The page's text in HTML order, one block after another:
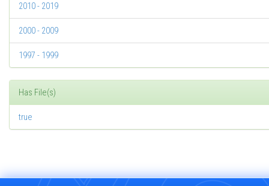
2010 - 2019
2000 - 2009
1997 - 1999
Has File(s)
true